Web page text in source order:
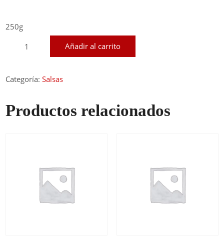
250g
cantidad
Añadir al carrito
Categoría:Salsas
Productos relacionados